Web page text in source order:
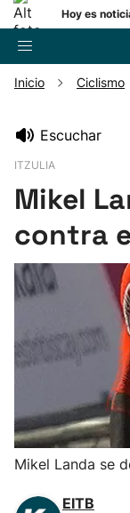
Hoy es
Pelota
Remo
Baloncesto
Herri-kirolak
Balonmano
Inicio Ciclismo
Escuchar
ITZULIA
Mikel
contra
Mikel Landa se
EITB